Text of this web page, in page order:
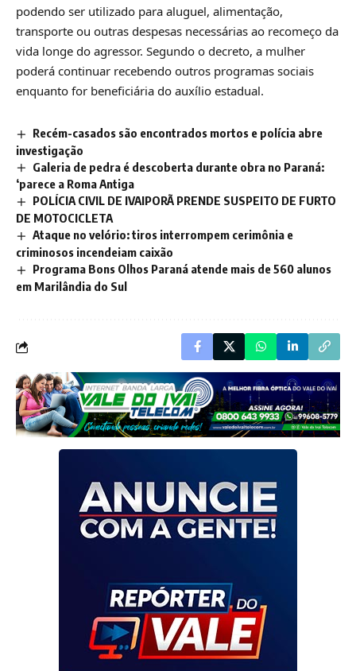
podendo ser utilizado para aluguel, alimentação,
transporte ou outras despesas necessárias ao recomeço da
vida longe do agressor. Segundo o decreto, a mulher
poderá continuar recebendo outros programas sociais
enquanto for beneficiária do auxílio estadual.
Recém-casados são encontrados mortos e polícia abre
investigação
Galeria de pedra é descoberta durante obra no Paraná:
‘parece a Roma Antiga
POLÍCIA CIVIL DE IVAIPORÃ PRENDE SUSPEITO DE FURTO
DE MOTOCICLETA
Ataque no velório: tiros interrompem cerimônia e
criminosos incendeiam caixão
Programa Bons Olhos Paraná atende mais de 560 alunos
em Marilândia do Sul